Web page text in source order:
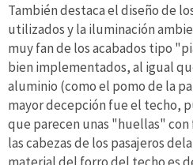
También destaca el diseño de
utilizados y la iluminación
muy fan de los acabados tipo
bien implementados, al igual
aluminio (como el pomo de la
mayor decepción fue el techo,
que parecen unas "huellas"
las cabezas de los pasajeros